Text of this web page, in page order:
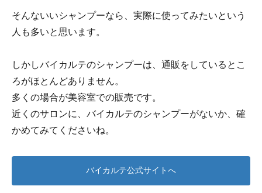
そんないいシャンプーなら、実際に使ってみたいという
人も多いと思います。
しかしバイカルテのシャンプーは、通販をしているとこ
ろがほとんどありません。
多くの場合が美容室での販売です。
近くのサロンに、バイカルテのシャンプーがないか、確
かめてみてくださいね。
バイカルテ公式サイトへ